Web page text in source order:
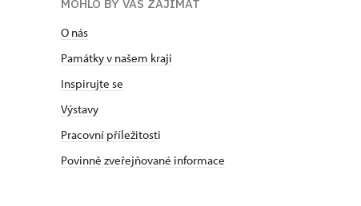
MOHLO BY VÁS ZAJÍMAT
O nás
Památky v našem kraji
Inspirujte se
Výstavy
Pracovní příležitosti
Povinně zveřejňované informace